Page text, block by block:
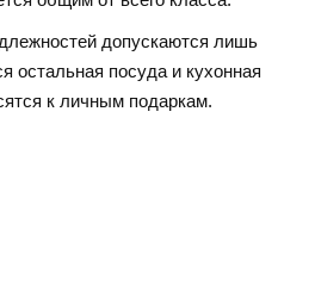
допускаются лишь
остальная посуда и кухонная
к личным подаркам.